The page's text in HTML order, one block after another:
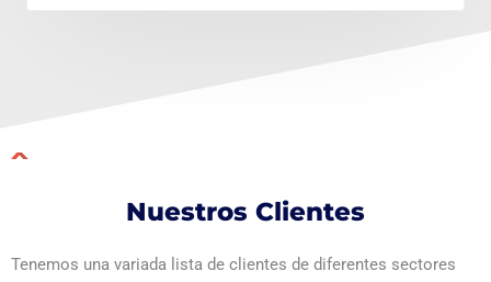
Nuestros Clientes
Tenemos una variada lista de clientes de diferentes sectores